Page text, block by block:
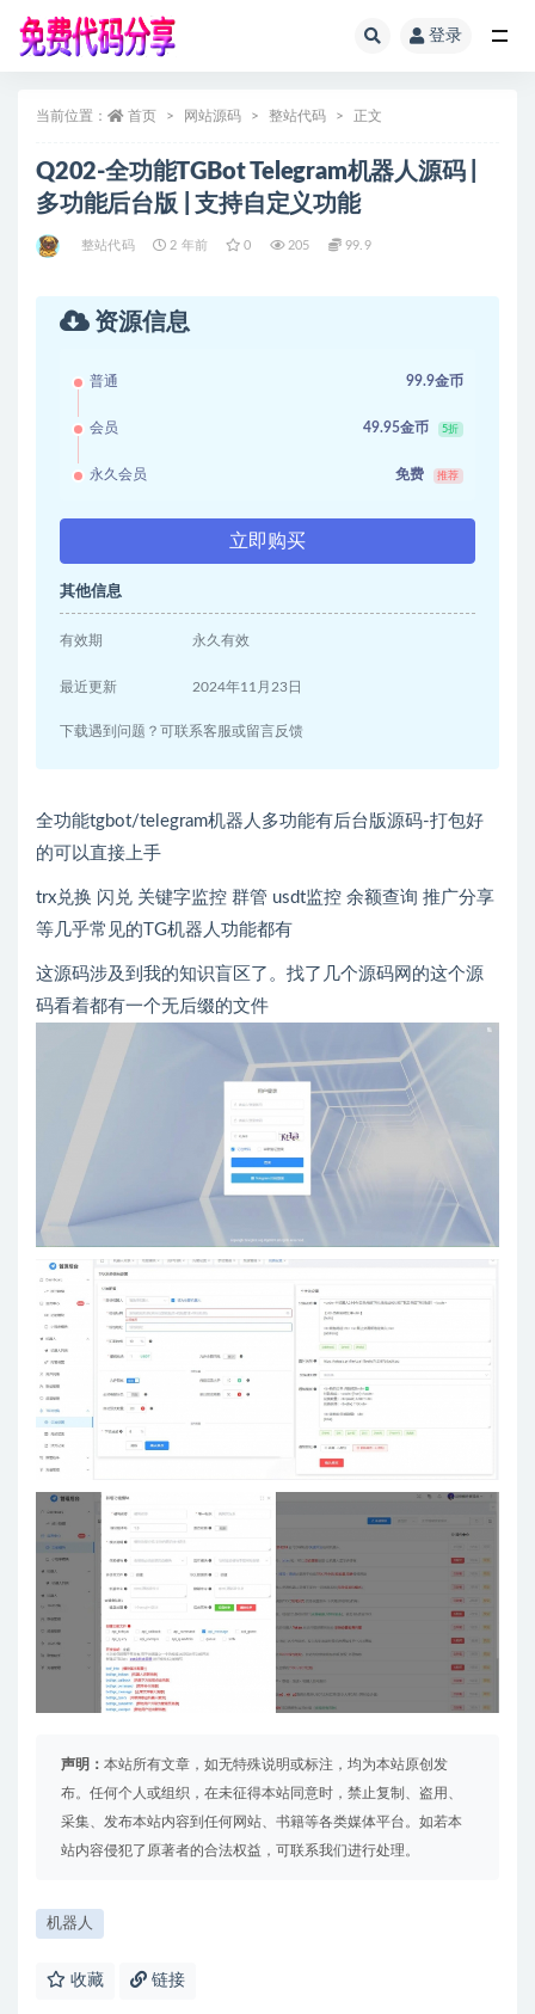
登录
当前位置： 首页 网站源码 整站代码 正文
Q202-全功能TGBot Telegram机器人源码 |
多功能后台版 | 支持自定义功能
整站代码 2 年前 0 205 99.9
资源信息
普通 99.9金币
会员 49.95金币 5折
永久会员 免费 推荐
立即购买
其他信息
有效期 永久有效
最近更新 2024年11月23日
下载遇到问题？可联系客服或留言反馈
全功能tgbot/telegram机器人多功能有后台版源码-打包好
的可以直接上手
trx兑换 闪兑 关键字监控 群管 usdt监控 余额查询 推广分享
等几乎常见的TG机器人功能都有
这源码涉及到我的知识盲区了。找了几个源码网的这个源
码看着都有一个无后缀的文件
声明： 本站所有文章，如无特殊说明或标注，均为本站原创发
布。任何个人或组织，在未征得本站同意时，禁止复制、盗用、
采集、发布本站内容到任何网站、书籍等各类媒体平台。如若本
站内容侵犯了原著者的合法权益，可联系我们进行处理。
机器人
收藏 链接